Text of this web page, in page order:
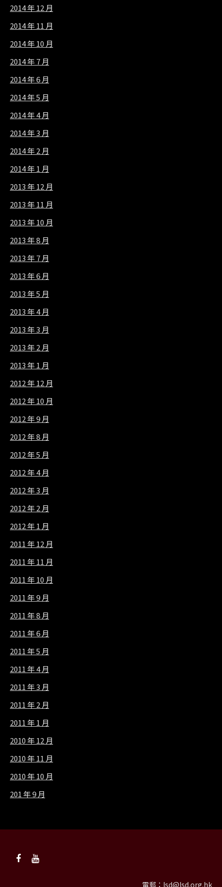
2014 年 12 月
2014 年 11 月
2014 年 10 月
2014 年 7 月
2014 年 6 月
2014 年 5 月
2014 年 4 月
2014 年 3 月
2014 年 2 月
2014 年 1 月
2013 年 12 月
2013 年 11 月
2013 年 10 月
2013 年 8 月
2013 年 7 月
2013 年 6 月
2013 年 5 月
2013 年 4 月
2013 年 3 月
2013 年 2 月
2013 年 1 月
2012 年 12 月
2012 年 10 月
2012 年 9 月
2012 年 8 月
2012 年 5 月
2012 年 4 月
2012 年 3 月
2012 年 2 月
2012 年 1 月
2011 年 12 月
2011 年 11 月
2011 年 10 月
2011 年 9 月
2011 年 8 月
2011 年 6 月
2011 年 5 月
2011 年 4 月
2011 年 3 月
2011 年 2 月
2011 年 1 月
2010 年 12 月
2010 年 11 月
2010 年 10 月
201 年 9 月
電郵： lsd@lsd.org.hk